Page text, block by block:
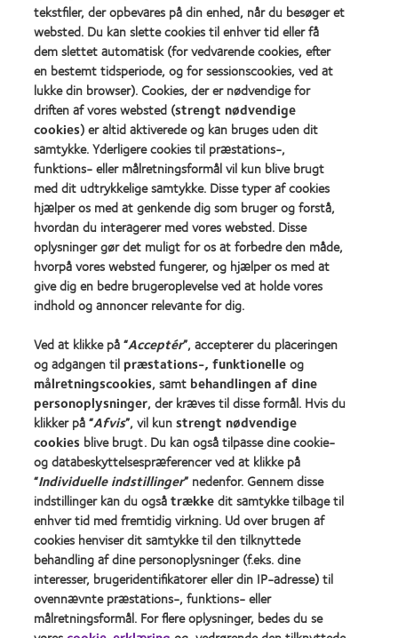
produkt,
med
MyDay®
(2013)
Year
(2013)
about
Best
Companies
for
Leaders
2012
&
2010
(2012)
about
Best
Factory
Awards
2011
(2011)
Learn
more
about
ODMA
2011
(2011)
Learn
more
about
2012
REBRAND
100®
Global
Award
(2012)
Vores produkter
Kontaktlinseteknologi
Kontaktlinser og syn
Ny bruger
Erfaren bruger
Om os
Karriere
Nyheder og medier
Kontakt os
Legal
Persondatapolitik
tekstfiler, der opbevares på din enhed, når du besøger et
websted. Du kan slette cookies til enhver tid eller få
dem slettet automatisk (for vedvarende cookies, efter
en bestemt tidsperiode, og for sessionscookies, ved at
lukke din browser). Cookies, der er nødvendige for
driften af vores websted (strengt nødvendige
cookies) er altid aktiverede og kan bruges uden dit
samtykke. Yderligere cookies til præstations-,
funktions- eller målretningsformål vil kun blive brugt
med dit udtrykkelige samtykke. Disse typer af cookies
hjælper os med at genkende dig som bruger og forstå,
hvordan du interagerer med vores websted. Disse
oplysninger gør det muligt for os at forbedre den måde,
hvorpå vores websted fungerer, og hjælper os med at
give dig en bedre brugeroplevelse ved at holde vores
indhold og annoncer relevante for dig.
Ved at klikke på “Acceptér”, accepterer du placeringen
og adgangen til præstations-, funktionelleog
målretningscookies, samt behandlingen af dine
personoplysninger, der kræves til disse formål. Hvis du
klikker på “Afvis”, vil kunstrengt nødvendige
cookies blive brugt. Du kan også tilpasse dine cookie-
og databeskyttelsespræferencer ved at klikke på
“Individuelle indstillinger” nedenfor. Gennem disse
indstillinger kan du ogsåtrækkedit samtykke tilbage til
enhver tid med fremtidig virkning. Ud over brugen af
cookies henviser dit samtykke til den tilknyttede
behandling af dine personoplysninger (f.eks. dine
interesser, brugeridentifikatorer eller din IP-adresse) til
ovennævnte præstations-, funktions- eller
målretningsformål. For flere oplysninger, bedes du se